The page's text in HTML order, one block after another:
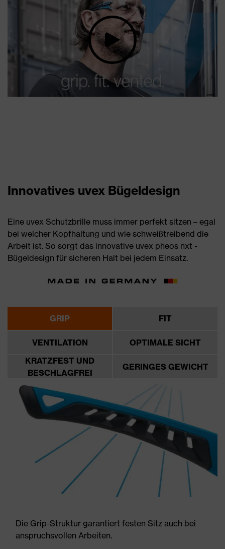
Innovatives uvex Bügeldesign
Eine uvex Schutzbrille muss immer perfekt sitzen – egal
bei welcher Kopfhaltung und wie schweißtreibend die
Arbeit ist. So sorgt das innovative uvex pheos nxt ­
Bügeldesign für sicheren Halt bei jedem Einsatz.
GRIP FIT
VENTILATION
OPTIMALE SICHT
KRATZFEST UND
BESCHLAGFREI
GERINGES GEWICHT
Die Grip-Struktur garantiert festen Sitz auch bei
anspruchsvollen Arbeiten.